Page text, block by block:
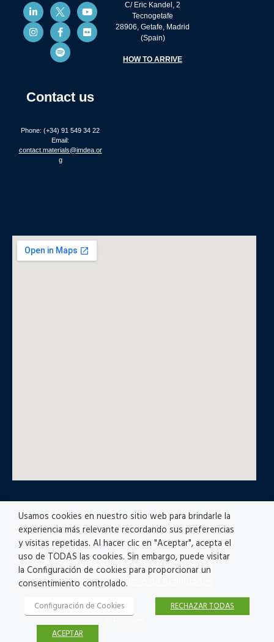
Contact us
Phone: (+34) 91 549 34 22
Email:
contact.materials@imdea.or
g
C/ Eric Kandel, 2
Tecnogetafe
28906, Getafe, Madrid
(Spain)
HOW TO ARRIVE
© All rights reserved
Privacy policy|Accesibility|Disclaimer |
Ethics Channel|Registro de Actividades
Usamos cookies en nuestro sitio web para brindarle la
experiencia más relevante recordando sus preferencias
y visitas repetidas. Al hacer clic en "Aceptar", acepta el
uso de TODAS las cookies. Sin embargo, puede visitar
la Configuración de cookies para proporcionar un
consentimiento controlado.
Configuración de Cookies RECHAZAR TODAS
ACEPTAR